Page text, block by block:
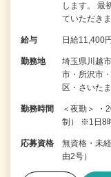
します。 最
ていただき
給与 日給11,400
勤務地
埼玉県川越
市・所沢市
区・さいた
勤務時間
＜夜勤＞ ・
制） ※1日8
応募資格
無資格・未
由2号）